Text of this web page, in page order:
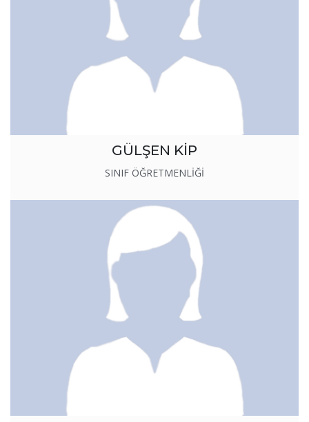
GÜLŞEN KİP
SINIF ÖĞRETMENLİĞİ